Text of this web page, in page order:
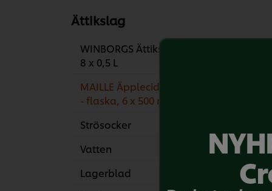
Ättikslag
WINBORGS Ättiksprit 12% ,
8 x 0,5 L
MAILLE Äpplecidervinäger
- flaska, 6 x 500 ml
Strösocker
Vatten
Lagerblad
2